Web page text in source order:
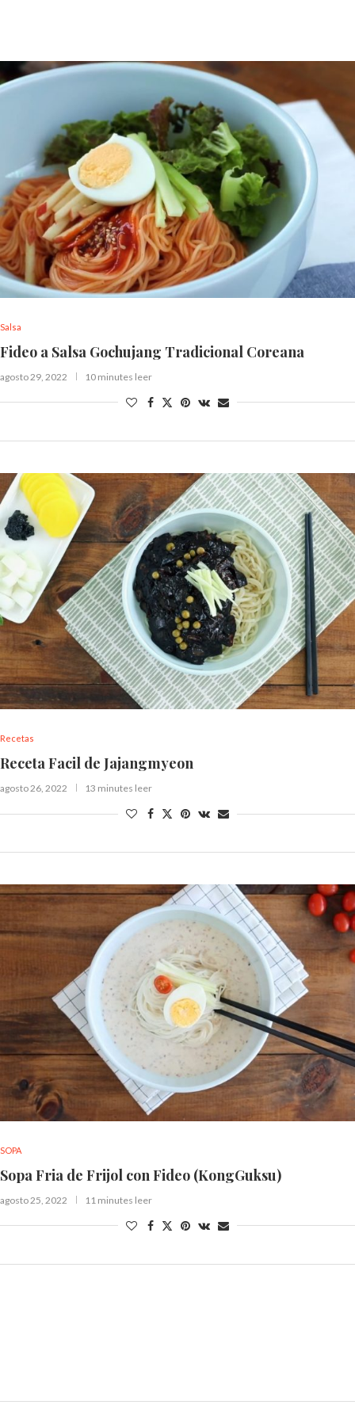
Salsa
Fideo a Salsa Gochujang Tradicional Coreana
agosto 29, 2022 10 minutes leer
Recetas
Receta Facil de Jajangmyeon
agosto 26, 2022 13 minutes leer
SOPA
Sopa Fria de Frijol con Fideo (KongGuksu)
agosto 25, 2022 11 minutes leer